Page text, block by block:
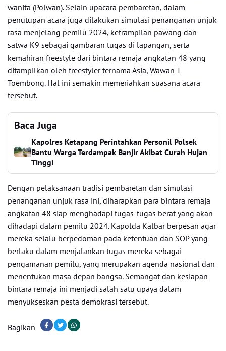
wanita (Polwan). Selain upacara pembaretan, dalam
penutupan acara juga dilakukan simulasi penanganan unjuk
rasa menjelang pemilu 2024, ketrampilan pawang dan
satwa K9 sebagai gambaran tugas di lapangan, serta
kemahiran freestyle dari bintara remaja angkatan 48 yang
ditampilkan oleh freestyler ternama Asia, Wawan T
Toembong. Hal ini semakin memeriahkan suasana acara
tersebut.
Baca Juga
Kapolres Ketapang Perintahkan Personil Polsek
Bantu Warga Terdampak Banjir Akibat Curah Hujan
Tinggi
Dengan pelaksanaan tradisi pembaretan dan simulasi
penanganan unjuk rasa ini, diharapkan para bintara remaja
angkatan 48 siap menghadapi tugas-tugas berat yang akan
dihadapi dalam pemilu 2024. Kapolda Kalbar berpesan agar
mereka selalu berpedoman pada ketentuan dan SOP yang
berlaku dalam menjalankan tugas mereka sebagai
pengamanan pemilu, yang merupakan agenda nasional dan
menentukan masa depan bangsa. Semangat dan kesiapan
bintara remaja ini menjadi salah satu upaya dalam
menyukseskan pesta demokrasi tersebut.
Bagikan